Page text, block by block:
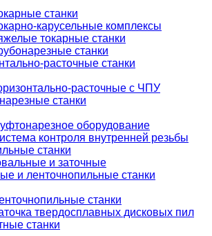
станки
карусельные комплексы
токарные станки
станки
расточные станки
расточные с ЧПУ
станки
оборудование
контроля внутренней резьбы
станки
и заточные
и ленточнопильные станки
станки
твердосплавных дисковых пил
станки